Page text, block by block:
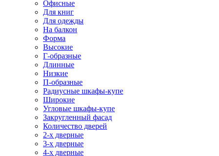
Офисные
Для книг
Для одежды
На балкон
Форма
Высокие
Г-образные
Длинные
Низкие
П-образные
Радиусные шкафы-купе
Широкие
Угловые шкафы-купе
Закругленный фасад
Количество дверей
2-х дверные
3-х дверные
4-х дверные